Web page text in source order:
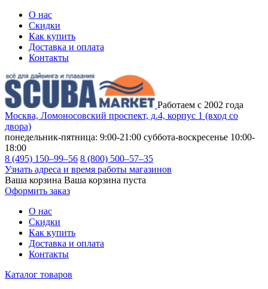
О нас
Скидки
Как купить
Доставка и оплата
Контакты
Работаем с 2002 года
Москва, Ломоносовский проспект, д.4, корпус 1 (вход со
двора)
понедельник-пятница: 9:00-21:00 суббота-воскресенье 10:00-
18:00
8 (495) 150–99–56 8 (800) 500–57–35
Узнать адреса и время работы магазинов
Ваша корзина Ваша корзина пуста
Оформить заказ
О нас
Скидки
Как купить
Доставка и оплата
Контакты
Каталог товаров